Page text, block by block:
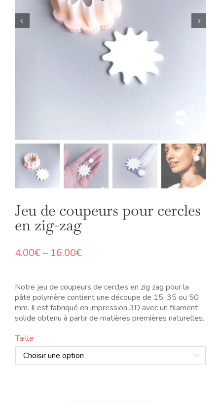
NOS BIJOUX
LANGUE
Jeu de coupeurs pour cercles
en zig-zag
4.00€– 16.00€Price
through
16.00€
Notre jeu de coupeurs de cercles en zig zag pour la
pâte polymère contient une découpe de 15, 35 ou 50
mm. Il est fabriqué en impression 3D avec un filament
solide obtenu à partir de matières premières naturelles.
Taille
